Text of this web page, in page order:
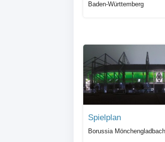
Baden-Württemberg
Spielplan
Borussia Mönchengladbach